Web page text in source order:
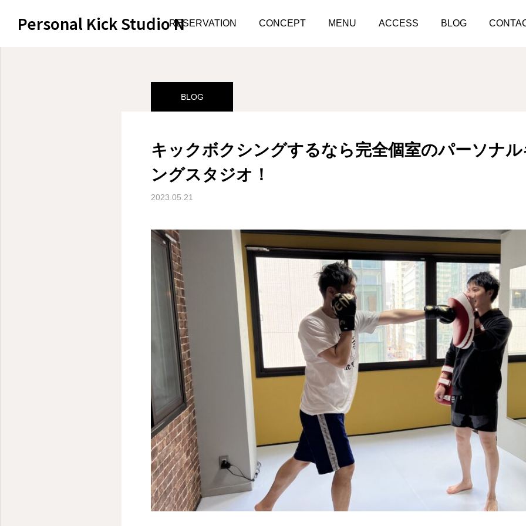
Personal Kick Studio NRESERVATION CONCEPT MENU ACCESS BLOG
サンプルページ BLOG キックボクシングするなら完全個室のパーソナルキックボクシング
BLOG
キックボクシングするなら完全個室のパーソナ
ングスタジオ！
2023.05.21